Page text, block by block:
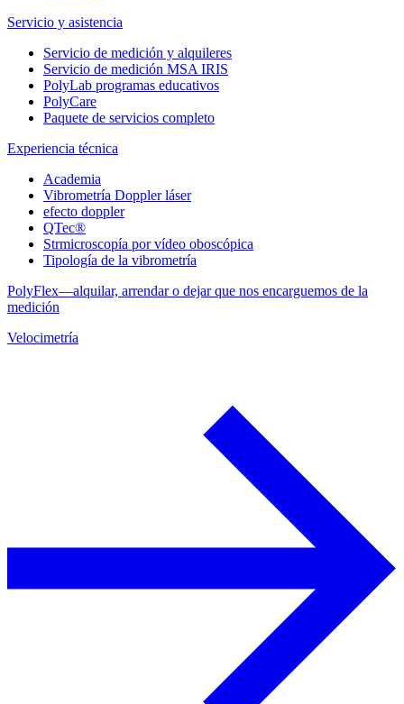
Servicio y asistencia
Servicio de medición y alquileres
Servicio de medición MSA IRIS
PolyLab programas educativos
PolyCare
Paquete de servicios completo
Experiencia técnica
Academia
Vibrometría Doppler láser
efecto doppler
QTec®
Strmicroscopía por vídeo oboscópica
Tipología de la vibrometría
PolyFlex—alquilar, arrendar o dejar que nos encarguemos de la
medición
Velocimetría